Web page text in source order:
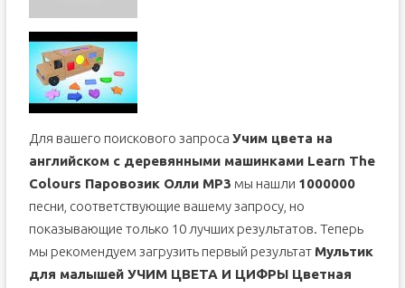
Для вашего поискового запроса Учим цвета на
английском с деревянными машинками Learn The
Colours Паровозик Олли MP3 мы нашли 1000000
песни, соответствующие вашему запросу, но
показывающие только 10 лучших результатов. Теперь
мы рекомендуем загрузить первый результат Мультик
для малышей УЧИМ ЦВЕТА И ЦИФРЫ Цветная